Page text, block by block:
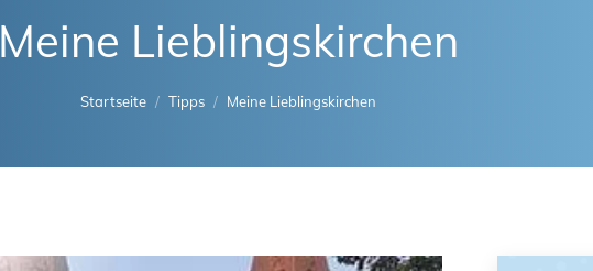
Meine Lieblingskirchen
Startseite Tipps Meine Lieblingskirchen